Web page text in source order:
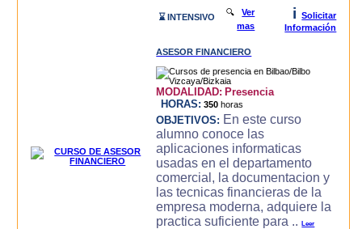
⌛ INTENSIVO 🔍Ver
mas
i
Solicitar
Información
ASESOR FINANCIERO
MODALIDAD: Presencia
HORAS: 350 horas
OBJETIVOS: En este curso
alumno conoce las
aplicaciones informaticas
usadas en el departamento
comercial, la documentacion y
las tecnicas financieras de la
empresa moderna, adquiere la
practica suficiente para ..Leer